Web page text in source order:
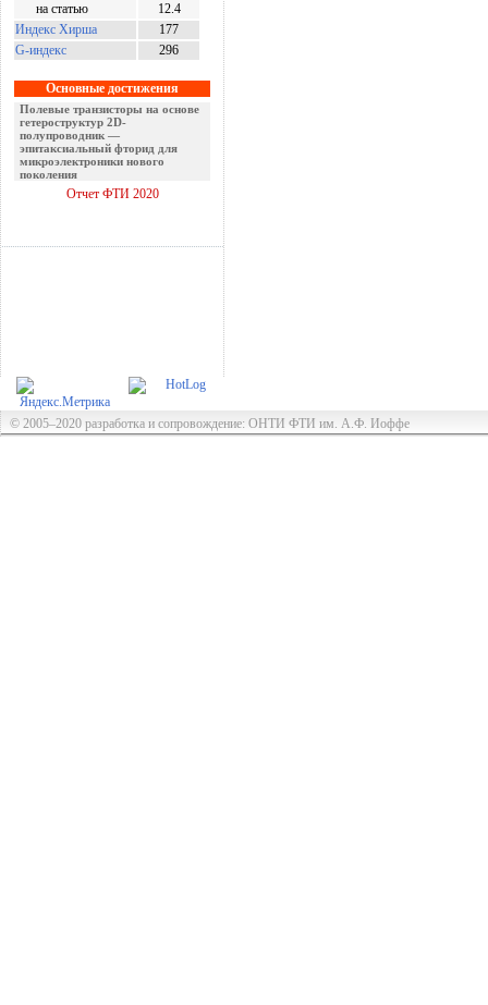
на статью
12.4
Индекс Хирша
177
G-индекс
296
Основные достижения
Полевые транзисторы на основе
гетероструктур 2D-
полупроводник —
эпитаксиальный фторид для
микроэлектроники нового
поколения
Отчет ФТИ 2020
© 2005–2020 разработка и сопровождение: ОНТИ ФТИ им. А.Ф. Иоффе